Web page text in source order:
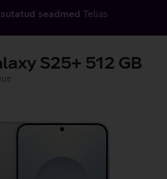
seadmed Telias
S25+ 512 GB